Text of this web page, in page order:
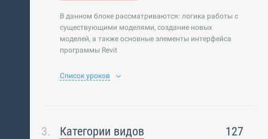
В данном блоке рассматриваются: логика работы с
существующими моделями, создание новых
моделей, а также основные элементы интерфейса
программы Revit
Список уроков
Категории видов 127